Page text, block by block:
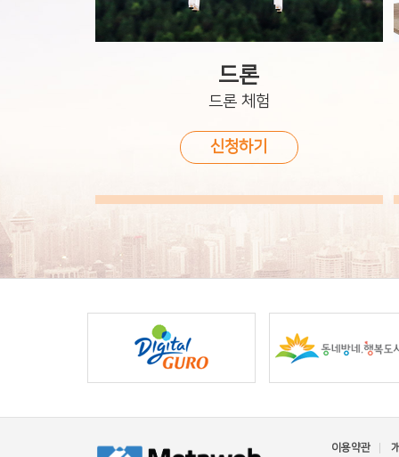
드론
드론 체험
신청하기
이용약관